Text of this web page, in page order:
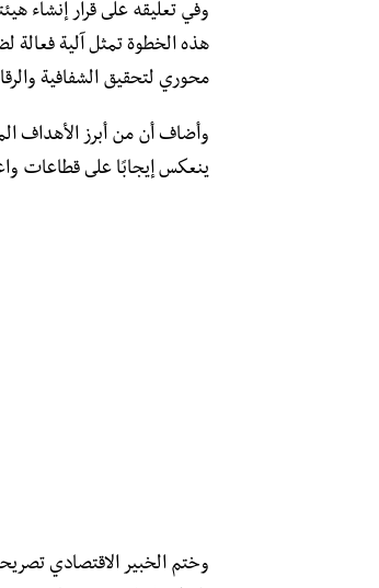
وفي تعليقه على قرار إنشاء
هذه الخطوة تمثل آلية فعالة
محوري لتحقيق الشفافية
وأضاف أن من أبرز الأهداف
ينعكس إيجابًا على قطاعات
وختم الخبير الاقتصادي